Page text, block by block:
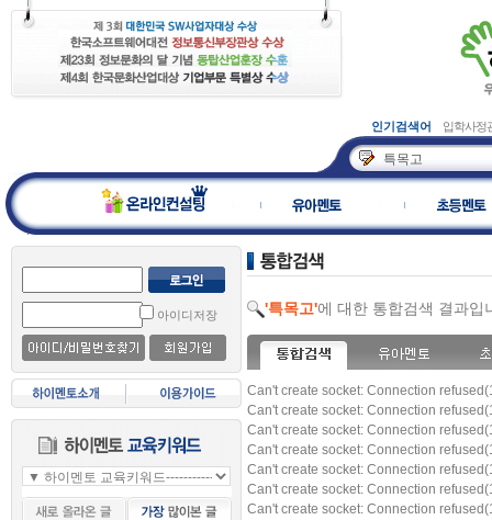
인기검색어 입학사정
아이디저장 '특목고'에 대한 통합검색 결과입
Can't create socket: Connection
Can't create socket: Connection
Can't create socket: Connection
Can't create socket: Connection
Can't create socket: Connection
Can't create socket: Connection
Can't create socket: Connection